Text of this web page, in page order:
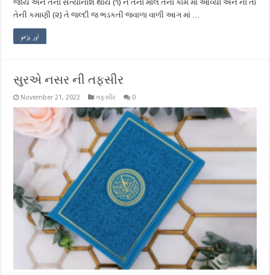
જાય અને તેનો સત્યાનાશ થાય (૧) ન તેનો માલ તેનાં કામ માં આવ્યો અને ના તો
તેની કમાણી (૨) તે જલ્દી જ ભડકતી જ્વાળા વાળી આગ માં …
اور پڑھو
સુરએ નસર ની તફસીર
November 21, 2022 તફસીર 0